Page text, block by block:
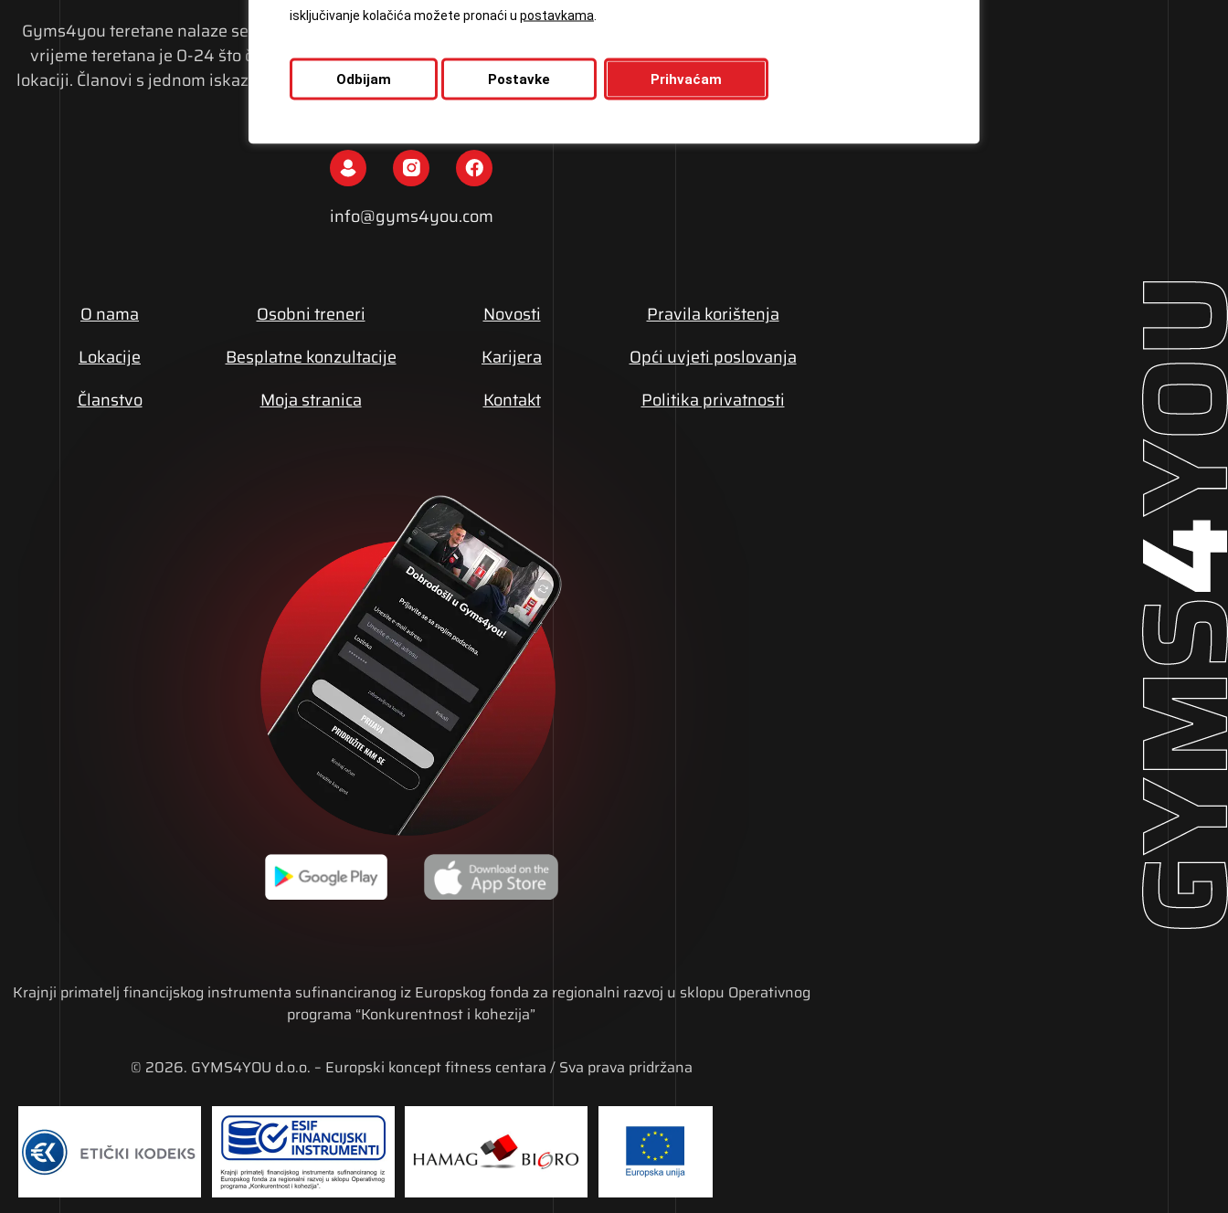
Gyms4you teretane nalaze se na 54 lokacije u 12 gradova i opremljene su vrhunskim spravama. Radno
vrijeme teretana je 0-24 što članovima omogućava vježbanje u bilo koje doba dana i noći na bilo kojoj
lokaciji. Članovi s jednom iskaznicom mogu trenirati u svim centrima bez obzira na to gdje su se inicijalno
učlanili.
info@gyms4you.com
O nama
Lokacije
Članstvo
Osobni treneri
Besplatne konzultacije
Moja stranica
Novosti
Karijera
Kontakt
Pravila korištenja
Opći uvjeti poslovanja
Politika privatnosti
Krajnji primatelj financijskog instrumenta sufinanciranog iz Europskog fonda za regionalni razvoj u sklopu Operativnog
programa “Konkurentnost i kohezija”
© 2026. GYMS4YOU d.o.o. – Europski koncept fitness centara / Sva prava pridržana
isključivanje kolačića možete pronaći u postavkama
Prihvaćam
Odbijam Postavke